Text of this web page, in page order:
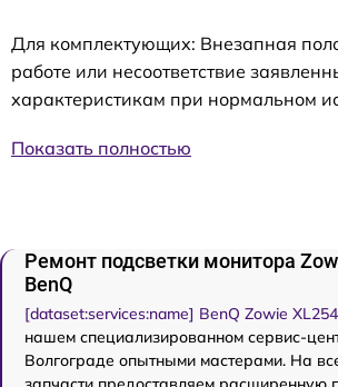
Для комплектующих: Внезапная
работе или несоответствие
характеристикам при нормальном
Показать полностью
Ремонт подсветки монитора
BenQ
[dataset:services:name] BenQ Zowie
нашем специализированном сервис-
Волгограде опытными мастерами. На